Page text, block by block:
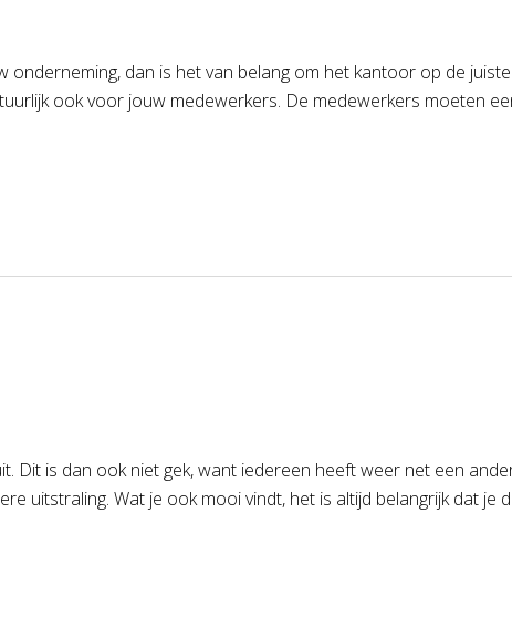
dan is het van belang om het kantoor op de
ook voor jouw medewerkers. De medewerkers moeten
Dit is dan ook niet gek, want iedereen heeft weer net een
uitstraling. Wat je ook mooi vindt, het is altijd belangrijk dat je